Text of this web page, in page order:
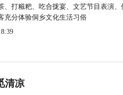
、打糍粑、吃合拢宴、文艺节目表演
充分体验侗乡文化生活习俗
清凉